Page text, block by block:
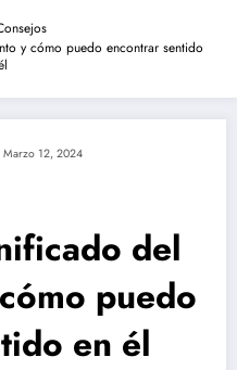
y cómo puedo encontrar sentido
Marzo 12, 2024
del
puedo
en él